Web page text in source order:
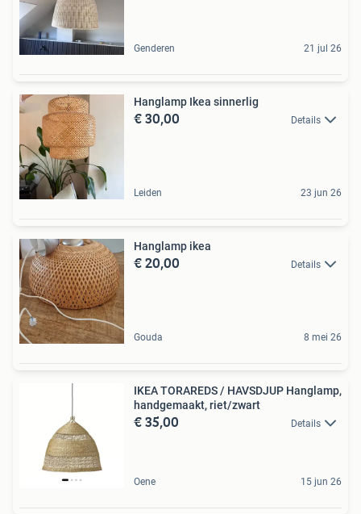
Genderen 21 jul 26
Hanglamp Ikea sinnerlig
€ 30,00 Details
Leiden 23 jun 26
Hanglamp ikea
€ 20,00 Details
Gouda 8 mei 26
IKEA TORAREDS / HAVSDJUP Hanglamp,
handgemaakt, riet/zwart
€ 35,00 Details
Oene 15 jun 26